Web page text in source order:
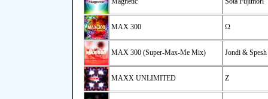
MAX 300 Ω
MAX 300 (Super-Max-Me Mix) Jondi & Spesh
MAXX UNLIMITED Z